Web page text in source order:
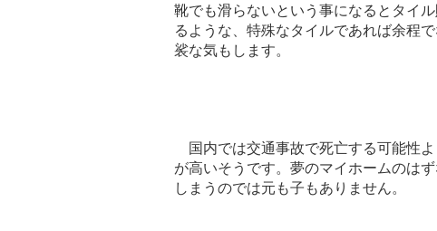
靴でも滑らないという事になるとタイ
るような、特殊なタイルであれば余程
裟な気もします。
国内では交通事故で死亡する可能性
が高いそうです。夢のマイホームのは
しまうのでは元も子もありません。